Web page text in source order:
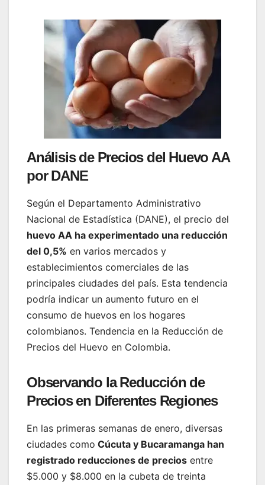
Análisis de Precios del Huevo AA
por DANE
Según el Departamento Administrativo
Nacional de Estadística (DANE), el precio del
huevo AA ha experimentado una reducción
del 0,5% en varios mercados y
establecimientos comerciales de las
principales ciudades del país. Esta tendencia
podría indicar un aumento futuro en el
consumo de huevos en los hogares
colombianos. Tendencia en la Reducción de
Precios del Huevo en Colombia.
Observando la Reducción de
Precios en Diferentes Regiones
En las primeras semanas de enero, diversas
ciudades como Cúcuta y Bucaramanga han
registrado reducciones de precios entre
$5.000 y $8.000 en la cubeta de treinta